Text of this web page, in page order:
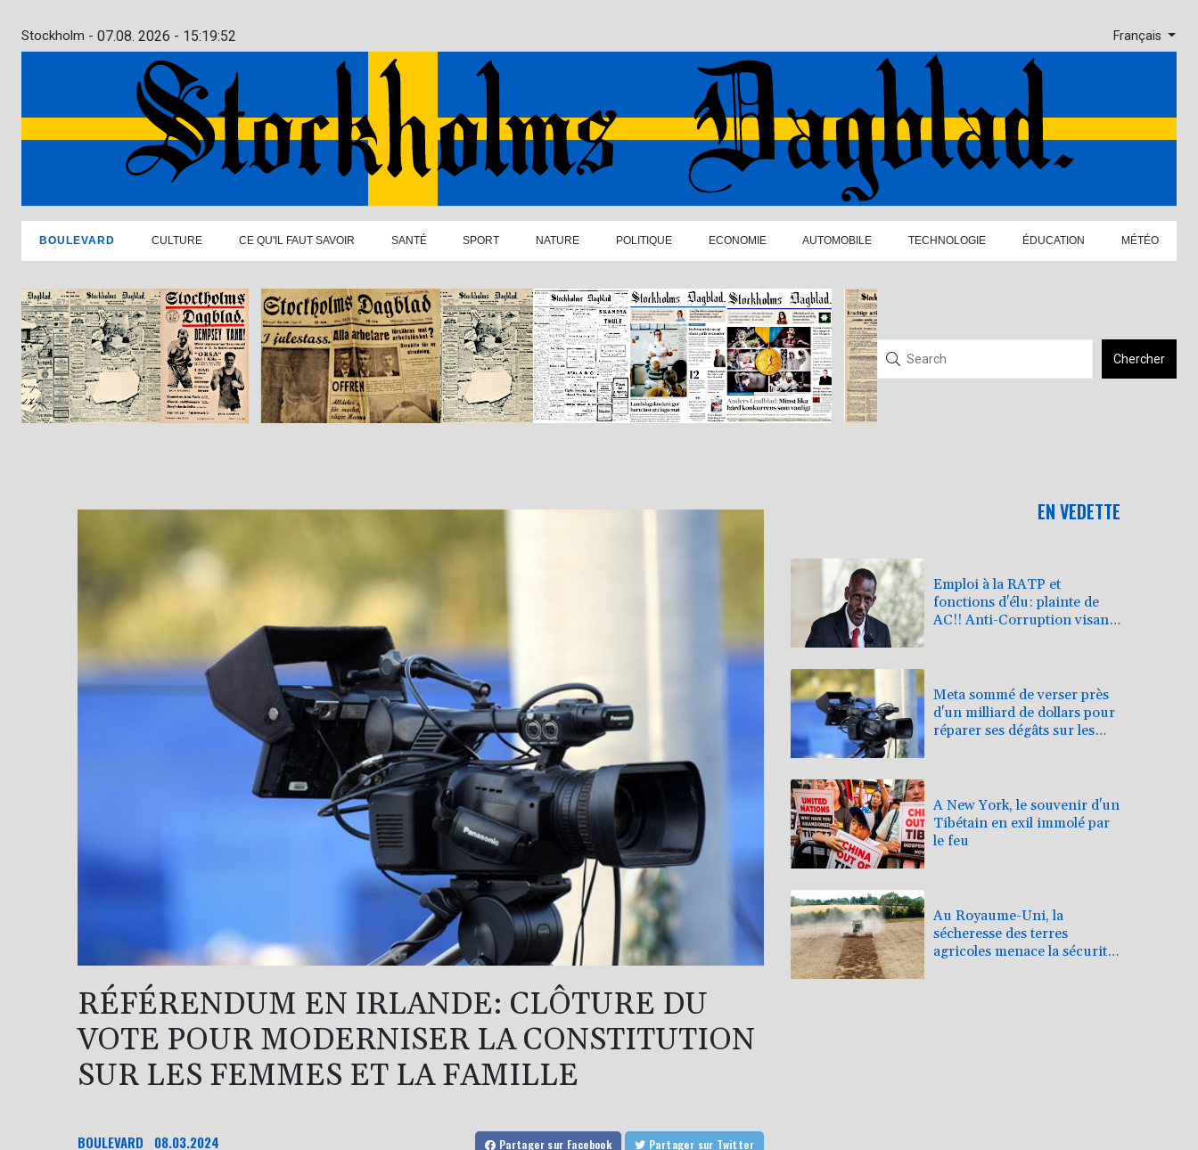
Stockholm - 07.08. 2026 - 15:19:53 Français
BOULEVARD CULTURE CE QU'IL FAUT SAVOIR SANTÉ SPORT NATURE POLITIQUE ECONOMIE AUTOMOBILE TECHNOLOGIE ÉDUCATION MÉTÉO
Chercher
RÉFÉRENDUM EN IRLANDE: CLÔTURE DU
VOTE POUR MODERNISER LA CONSTITUTION
SUR LES FEMMES ET LA FAMILLE
BOULEVARD 08.03.2024 Partager sur Facebook Partager sur Twitter
EN VEDETTE
Emploi à la RATP et
fonctions d'élu: plainte de
AC!! Anti-Corruption visant
Meta sommé de verser près
d'un milliard de dollars pour
réparer ses dégâts sur les
A New York, le souvenir d'un
Tibétain en exil immolé par
le feu
Au Royaume-Uni, la
sécheresse des terres
agricoles menace la sécurité